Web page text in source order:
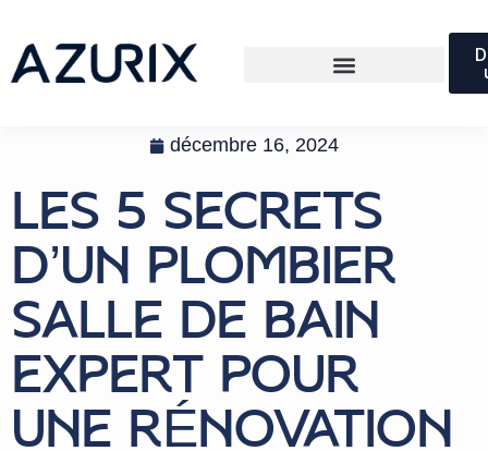
décembre 16, 2024
LES 5 SECRETS
D’UN PLOMBIER
SALLE DE BAIN
EXPERT POUR
UNE RÉNOVATION